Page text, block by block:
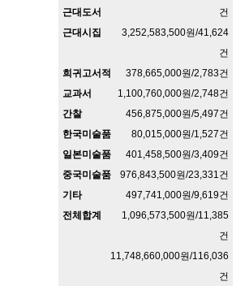
건
근대도서
3,252,583,500원/41,624
건
근대시집
378,665,000원/2,783건
희귀고서적
1,100,760,000원/2,748건
교과서
456,875,000원/5,497건
간찰
80,015,000원/1,527건
한국미술품
401,458,500원/3,409건
일본미술품
976,843,500원/23,331건
중국미술품
497,741,000원/9,619건
기타
1,096,573,500원/11,385
건
전체합계
11,748,660,000원/116,036
건